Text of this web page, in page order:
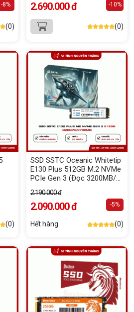
-8%
(0)
2.690.000 đ -10%
(0)
(0)
SSD SSTC Oceanic Whitetip
E130 Plus 512GB M.2 NVMe
PCIe Gen 3 (Đọc 3200MB/s
2.190.000 đ
2.090.000 đ -5%
Hết hàng (0)